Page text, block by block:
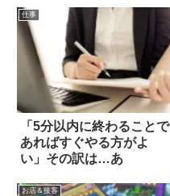
仕事
「5分以内に終わることで
あればすぐやる方がよ
い」その訳は…あ
お店＆接客